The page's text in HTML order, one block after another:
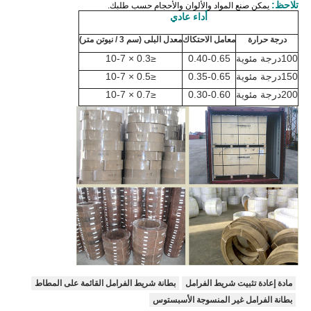
تلاحظ: يمكن صنع المواد والألوان والأحجام حسب طلبك.
أداء عادي
درجة حرارة معامل الاحتكاكمعدل البلى (سم 3 / نيوتن متر)
100درجة مئوية 0.40-0.65
≤
0.3 × 10
-7
150درجة مئوية 0.35-0.65
≤
0.5 × 10
-7
200درجة مئوية 0.30-0.60
≤
0.7 × 10
-7
مادة إعادة تثبيت شريط الفرامل
بطانة شريط الفرامل القائمة على المطاط
بطانة الفرامل غير المنسوجة الأسبستوس